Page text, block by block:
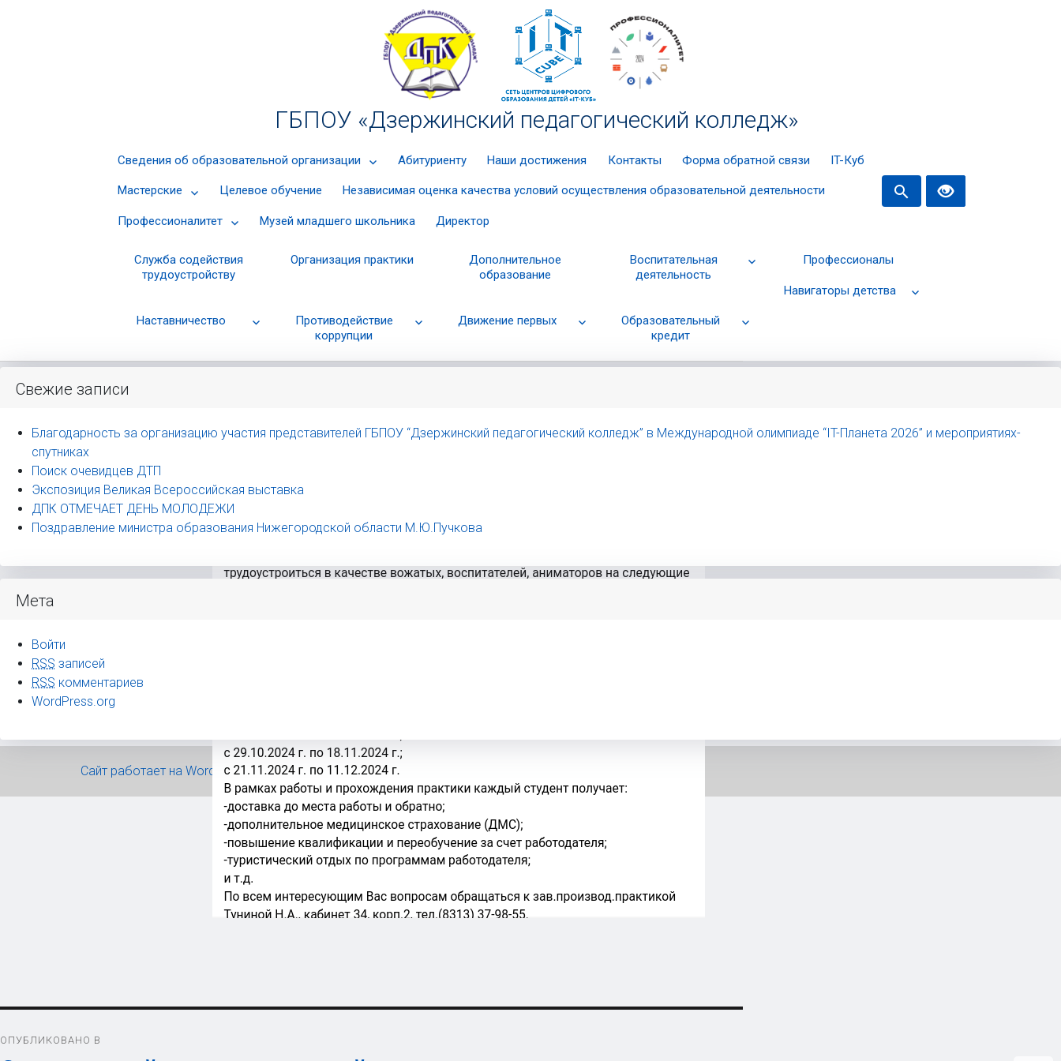
ГБПОУ «Дзержинский педагогический колледж»
Сведения об образовательной организации Абитуриенту Наши достижения Контакты Форма обратной связи IT-Куб
Мастерские Целевое обучение Независимая оценка качества условий осуществления образовательной деятельности
Профессионалитет Музей младшего школьника Директор
search
Cлужба содействия
трудоустройству
Организация практики
Дополнительное
образование
Воспитательная
деятельность
Профессионалы
Навигаторы детства
Наставничество
Противодействие
коррупции
Движение первых
Образовательный
кредит
Предыдущее изображение
губерн кол
Опубликовано
22.02.2024
по
ОПУБЛИКОВАНО В
Свежие записи
Благодарность за организацию участия представителей ГБПОУ “Дзержинский педагогический колледж” в Международной олимпиаде “IT-Планета 2026” и мероприятиях-
спутниках
Поиск очевидцев ДТП
Экспозиция Великая Всероссийская выставка
ДПК ОТМЕЧАЕТ ДЕНЬ МОЛОДЕЖИ
Поздравление министра образования Нижегородской области М.Ю.Пучкова
Мета
Войти
RSS записей
RSS комментариев
WordPress.org
Сайт работает на WordPress